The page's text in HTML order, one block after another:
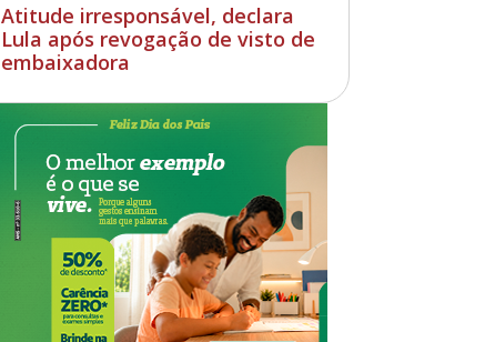
Atitude irresponsável, declara
Lula após revogação de visto de
embaixadora